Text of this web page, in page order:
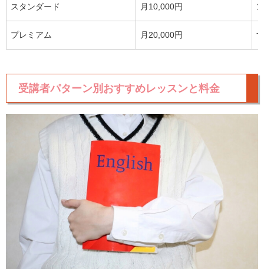
スタンダード 月10,000円 1
プレミアム 月20,000円
受講者パターン別おすすめレッスンと料金